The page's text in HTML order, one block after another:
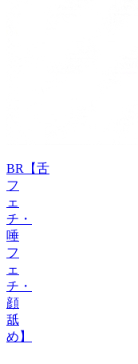
BR【舌
フ
ェ
チ・
唾
フ
ェ
チ・
顔
舐
め】